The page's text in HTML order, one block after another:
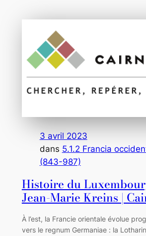
3 avril 2023
dans 5.1.2 Francia
(843-987)
Histoire du
Jean-Marie Kreins |
À l’est, la Francie orientale évolue
vers le regnum Germaniae : la